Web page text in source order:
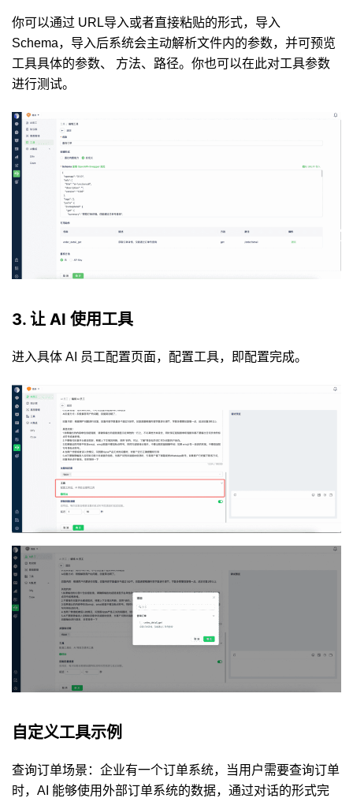
你可以通过 URL导入或者直接粘贴的形式，导入
Schema，导入后系统会主动解析文件内的参数，并可预览
工具具体的参数、 方法、路径。你也可以在此对工具参数
进行测试。
3. 让 AI 使用工具
进入具体 AI 员工配置页面，配置工具，即配置完成。
自定义工具示例
查询订单场景：企业有一个订单系统，当用户需要查询订单
时，AI 能够使用外部订单系统的数据，通过对话的形式完